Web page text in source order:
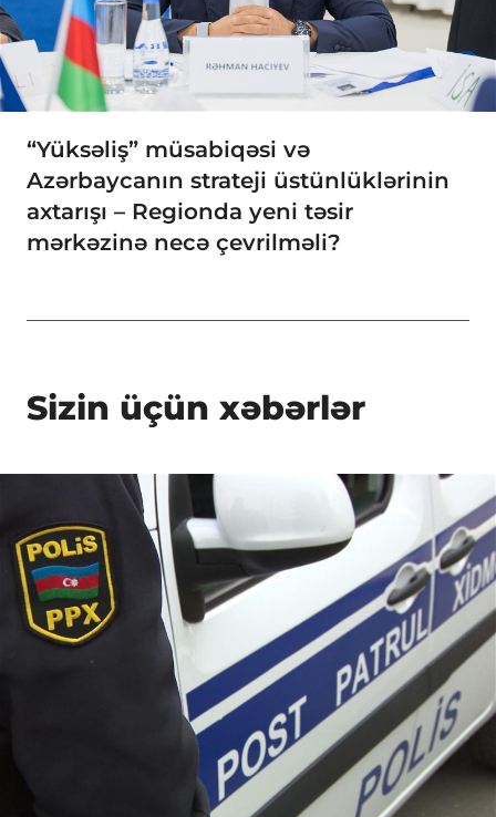
“Yüksəliş” müsabiqəsi və
Azərbaycanın strateji üstünlüklərinin
axtarışı – Regionda yeni təsir
mərkəzinə necə çevrilməli?
Sizin üçün xəbərlər